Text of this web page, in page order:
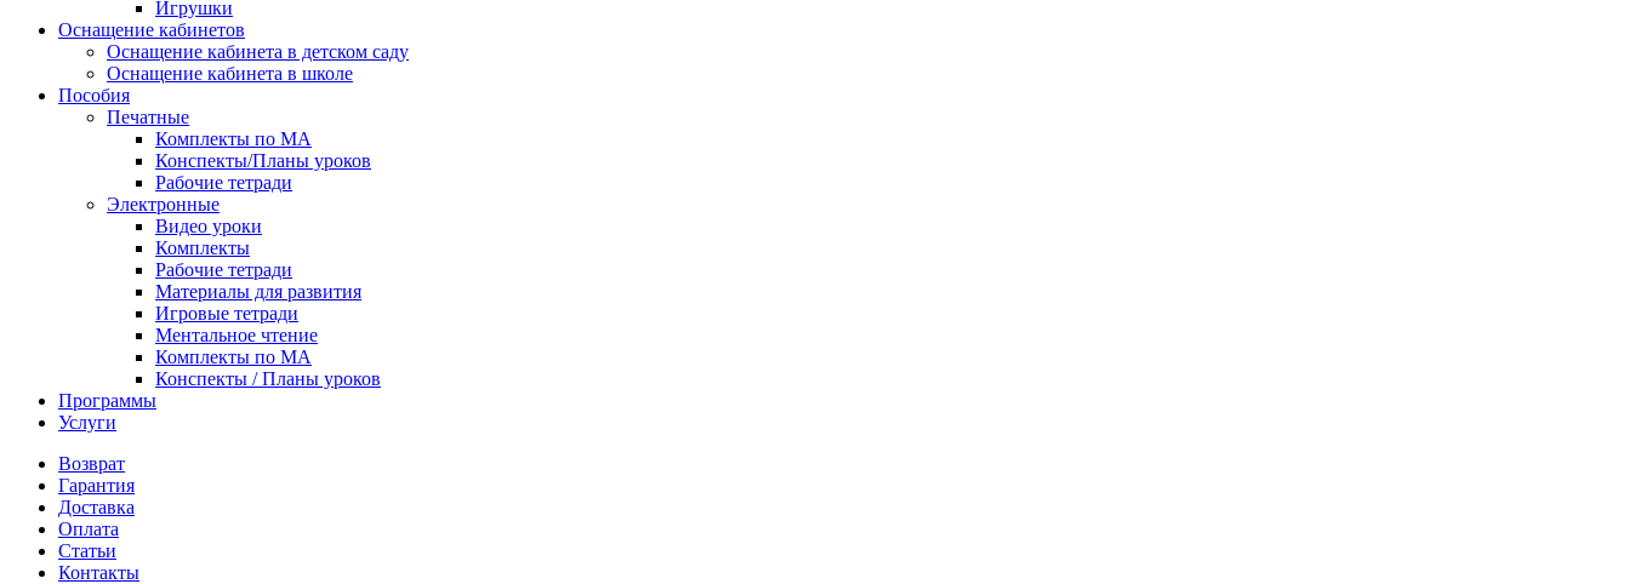
Игрушки
Оснащение кабинетов
Оснащение кабинета в детском саду
Оснащение кабинета в школе
Пособия
Печатные
Комплекты по МА
Конспекты/Планы уроков
Рабочие тетради
Электронные
Видео уроки
Комплекты
Рабочие тетради
Материалы для развития
Игровые тетради
Ментальное чтение
Комплекты по МА
Конспекты / Планы уроков
Программы
Услуги
Возврат
Гарантия
Доставка
Оплата
Статьи
Контакты